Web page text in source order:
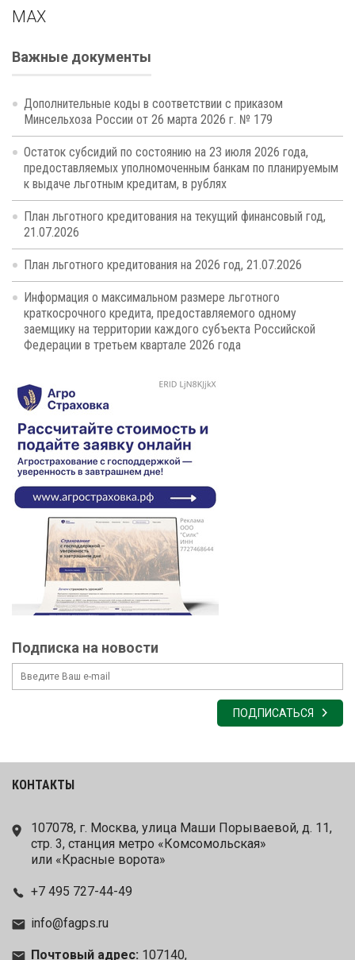
MAX
Важные документы
Дополнительные коды в соответствии с приказом
Минсельхоза России от 26 марта 2026 г. № 179
Остаток субсидий по состоянию на 23 июля 2026 года,
предоставляемых уполномоченным банкам по планируемым
к выдаче льготным кредитам, в рублях
План льготного кредитования на текущий финансовый год,
21.07.2026
План льготного кредитования на 2026 год, 21.07.2026
Информация о максимальном размере льготного
краткосрочного кредита, предоставляемого одному
заемщику на территории каждого субъекта Российской
Федерации в третьем квартале 2026 года
Подписка на новости
ПОДПИСАТЬСЯ
КОНТАКТЫ
107078, г. Москва, улица Маши Порываевой, д. 11,
стр. 3, станция метро «Комсомольская»
или «Красные ворота»
+7 495 727-44-49
info@fagps.ru
Почтовый адрес: 107140,